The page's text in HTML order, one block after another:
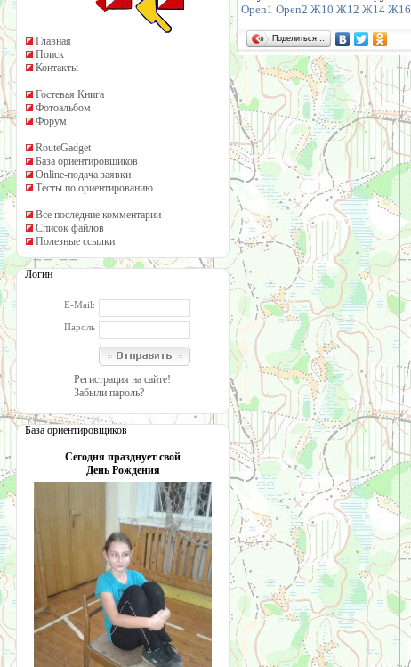
Главная
Поиск
Контакты
Гостевая Книга
Фотоальбом
Форум
RouteGadget
База ориентировщиков
Online-подача заявки
Тесты по ориентированию
Все последние комментарии
Список файлов
Полезные ссылки
Логин
E-Mail:
Пароль
Регистрация на сайте!
Забыли пароль?
База ориентировщиков
Сегодня празднует свой
День Рождения
Open1 Open2 Ж10 Ж12 Ж14 Ж16
Поделиться…